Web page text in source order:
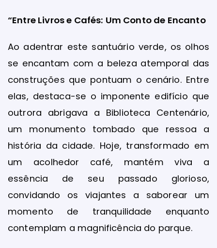
“Entre Livros e Cafés: Um Conto de Encanto
Ao adentrar este santuário verde, os olhos
se encantam com a beleza atemporal das
construções que pontuam o cenário. Entre
elas, destaca-se o imponente edifício que
outrora abrigava a Biblioteca Centenário,
um monumento tombado que ressoa a
história da cidade. Hoje, transformado em
um acolhedor café, mantém viva a
essência de seu passado glorioso,
convidando os viajantes a saborear um
momento de tranquilidade enquanto
contemplam a magnificência do parque.